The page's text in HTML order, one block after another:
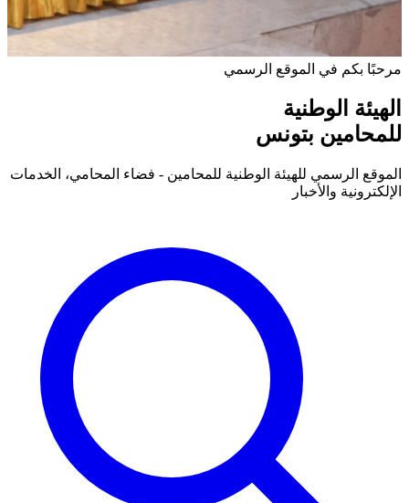
مرحبًا بكم في الموقع الرسمي
الهيئة الوطنية
للمحامين بتونس
الموقع الرسمي للهيئة الوطنية للمحامين - فضاء المحامي، الخدمات
الإلكترونية والأخبار